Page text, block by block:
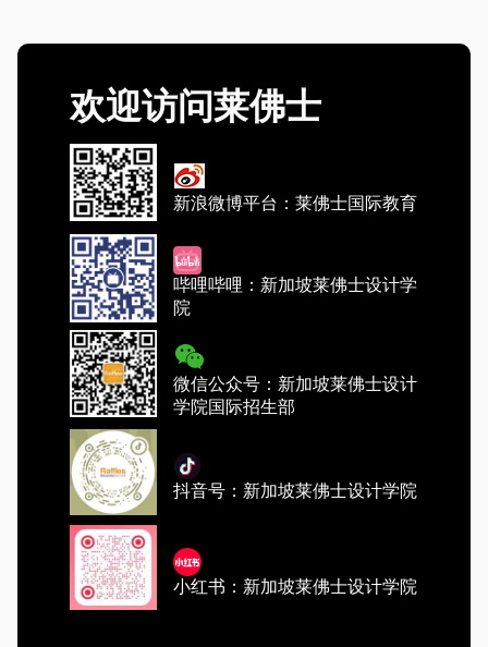
欢迎访问莱佛士
新浪微博平台：莱佛士国际教育
哔哩哔哩：新加坡莱佛士设计学
院
微信公众号：新加坡莱佛士设计
学院国际招生部
抖音号：新加坡莱佛士设计学院
小红书：新加坡莱佛士设计学院